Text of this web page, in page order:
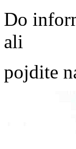
Do
ali
pojdite